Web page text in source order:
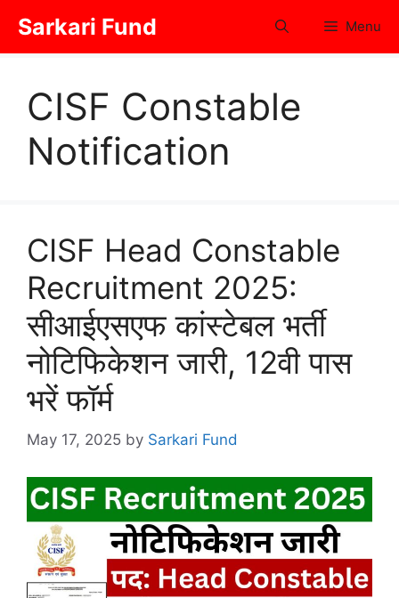
content
Sarkari Fund Menu
CISF Constable
Notification
CISF Head Constable
Recruitment 2025:
सीआईएसएफ कांस्टेबल भर्ती
नोटिफिकेशन जारी, 12वी पास
भरें फॉर्म
May 17, 2025 by Sarkari Fund